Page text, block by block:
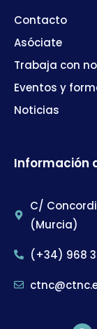
Contacto
Asóciate
Trabaja con
Eventos y
Noticias
Información
C/
(Murcia)
(+34) 968